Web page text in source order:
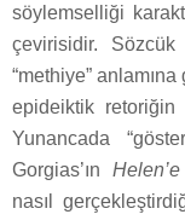
söylemselliği
çevirisidir.
“methiye”
epideiktik
Yunancada
Gorgias’ın
nasıl